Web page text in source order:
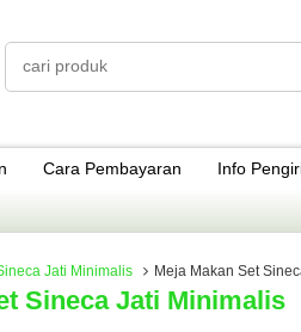
Cara Pembayaran Info
Jati Minimalis Meja Makan Set
Sineca Jati Minimalis